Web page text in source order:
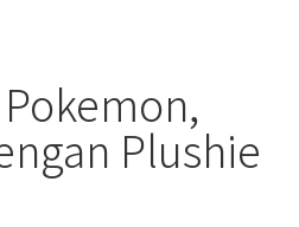
Plushie